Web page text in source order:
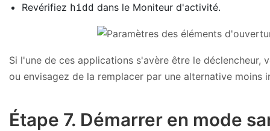
Revérifiez hidd dans le Moniteur d'activité.
Si l'une de ces applications s'avère être le
ou envisagez de la remplacer par une alternative moins
Étape 7. Démarrer en mode